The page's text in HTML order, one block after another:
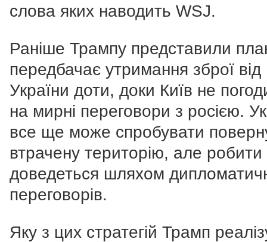
слова яких наводить WSJ.
Раніше Трампу представили
передбачає утримання зброї від
України доти, доки Київ не
на мирні переговори з росією.
все ще може спробувати
втрачену територію, але
доведеться шляхом
переговорів.
Яку з цих стратегій Трамп